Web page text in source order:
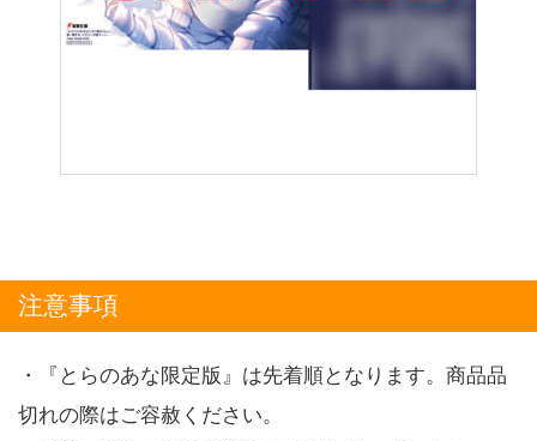
注意事項
・『とらのあな限定版』は先着順となります。商品品
切れの際はご容赦ください。